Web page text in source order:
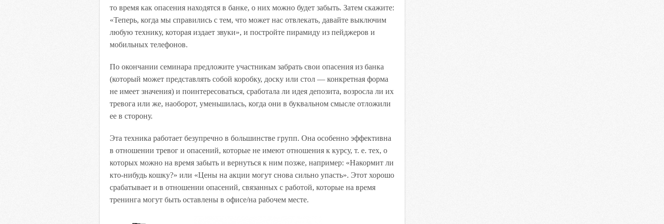
то время как опасения находятся в банке, о них можно будет забыть. Затем скажите:
«Теперь, когда мы справились с тем, что может нас отвлекать, давайте выключим
любую технику, которая издает звуки», и постройте пирамиду из пейджеров и
мобильных телефонов.
По окончании семинара предложите участникам забрать свои опасения из банка
(который может представлять собой коробку, доску или стол — конкретная форма
не имеет значения) и поинтересоваться, сработала ли идея депозита, возросла ли их
тревога или же, наоборот, уменьшилась, когда они в буквальном смысле отложили
ее в сторону.
Эта техника работает безупречно в большинстве групп. Она особенно эффективна
в отношении тревог и опасений, которые не имеют отношения к курсу, т. е. тех, о
которых можно на время забыть и вернуться к ним позже, например: «Накормит ли
кто-нибудь кошку?» или «Цены на акции могут снова сильно упасть». Этот хорошо
срабатывает и в отношении опасений, связанных с работой, которые на время
тренинга могут быть оставлены в офисе/на рабочем месте.